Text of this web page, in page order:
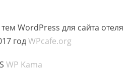
WordPress для сайта отеля
годWPcafe.org
WP Kama